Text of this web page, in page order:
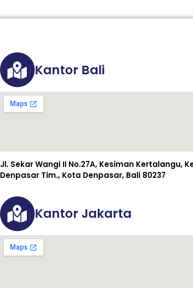
Kantor Bali
Jl. Sekar Wangi II No.27A, Kesiman Kertalangu,
Denpasar Tim., Kota Denpasar, Bali 80237
Kantor Jakarta